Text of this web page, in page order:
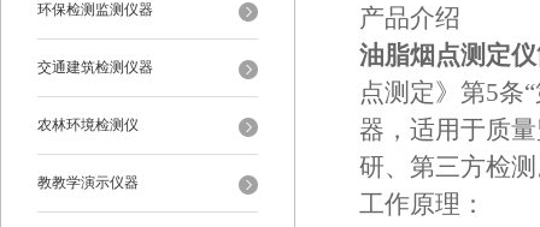
环保检测监测仪器
交通建筑检测仪器
农林环境检测仪
教教学演示仪器
产品介绍
油脂烟点测定
点测定》第5条
器，适用于质
研、第三方检
工作原理：